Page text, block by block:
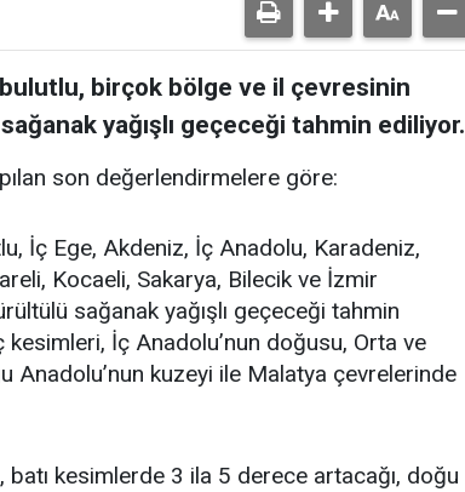
birçok bölge ve il çevresinin
yağışlı geçeceği tahmin ediliyor.
son değerlendirmelere göre:
İç Ege, Akdeniz, İç Anadolu, Karadeniz,
Kocaeli, Sakarya, Bilecik ve İzmir
sağanak yağışlı geçeceği tahmin
kesimleri, İç Anadolu’nun doğusu, Orta ve
Anadolu’nun kuzeyi ile Malatya çevrelerinde
batı kesimlerde 3 ila 5 derece artacağı, doğu